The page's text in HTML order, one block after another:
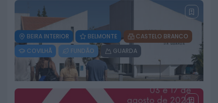
BEIRA INTERIOR BELMONTE
CASTELO BRANCO
COVILHÃ
FUNDÃO GUARDA
Laboratório da ULS da Guarda
reforça vigilância da qualidade
das águas na época balnear
3 DE AGOSTO, 2026